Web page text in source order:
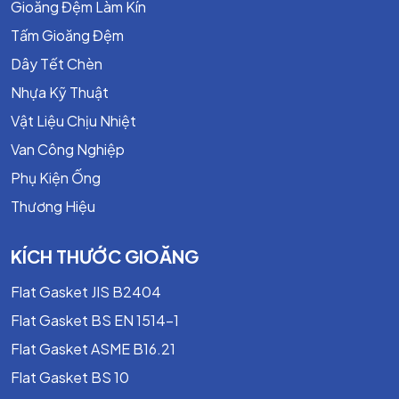
Ứng Dụng Của Tấm Cao Su EPDM
Gioăng mặt bích.
Ron đệm bồn chứa.
Hệ thống đường ống nước và hơi.
Chống rung – cách âm
Gioăng Đệm Làm Kín
Tấm Gioăng Đệm
Dây Tết Chèn
Nhựa Kỹ Thuật
Vật Liệu Chịu Nhiệt
Van Công Nghiệp
Phụ Kiện Ống
Thương Hiệu
KÍCH THƯỚC GIOĂNG
Flat Gasket JIS B2404
Flat Gasket BS EN 1514-1
Flat Gasket ASME B16.21
Flat Gasket BS 10